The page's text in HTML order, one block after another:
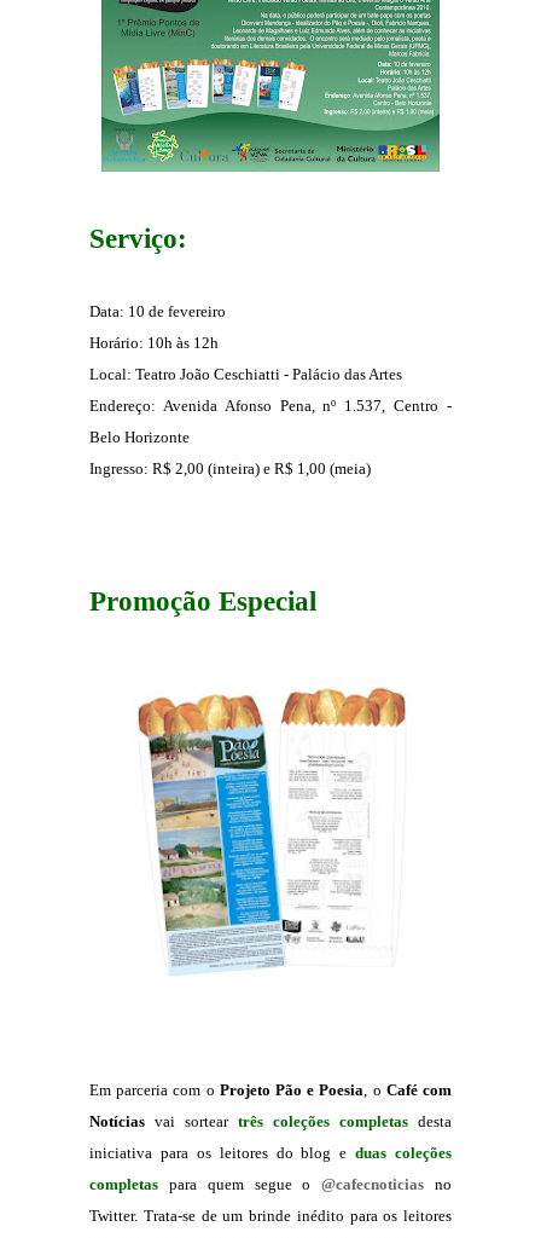
Serviço:
Data: 10 de fevereiro
Horário: 10h às 12h
Local: Teatro João Ceschiatti - Palácio das Artes
Endereço: Avenida Afonso Pena, nº 1.537, Centro -
Belo Horizonte
Ingresso: R$ 2,00 (inteira) e R$ 1,00 (meia)
Promoção Especial
Em parceria com o Projeto Pão e Poesia, o Café com
Notícias vai sortear três coleções completas desta
iniciativa para os leitores do blog eduas coleções
completas para quem segue o@cafecnoticias no
Twitter. Trata-se de um brinde inédito para os leitores